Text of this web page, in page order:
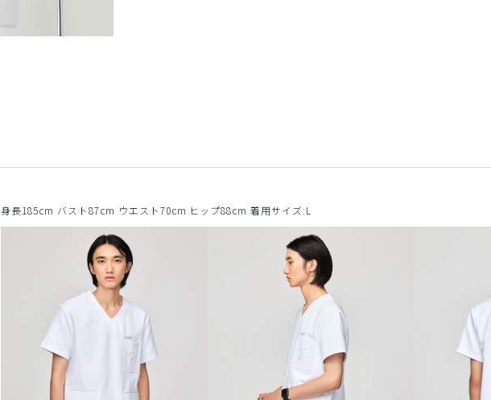
身長185cm バスト87cm ウエスト70cm ヒップ88cm 着用サイズ:L